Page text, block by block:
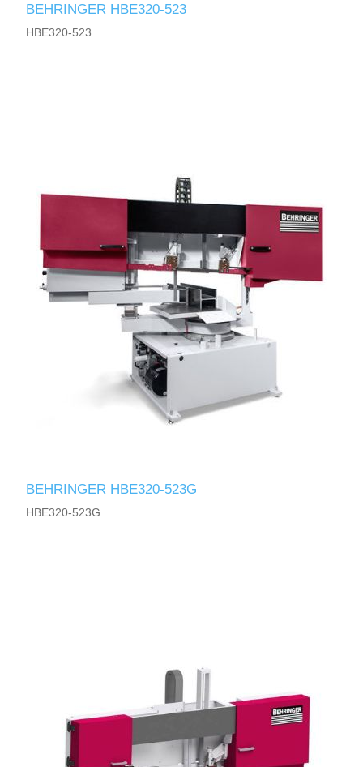
BEHRINGER HBE320-523
HBE320-523
BEHRINGER HBE320-523G
HBE320-523G